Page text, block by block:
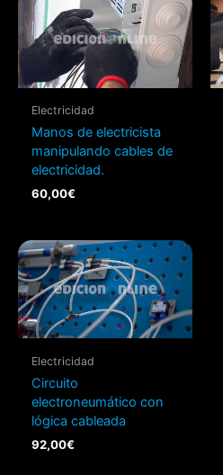
Electricidad
Manos de electricista
manipulando cables de
electricidad.
60,00€
Electricidad
Circuito
electroneumático con
lógica cableada
92,00€